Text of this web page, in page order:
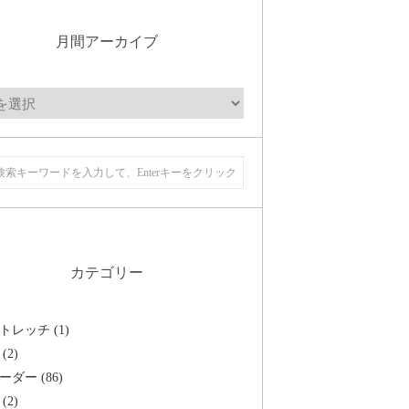
月間アーカイブ
カテゴリー
レッチ (1)
ダー (86)